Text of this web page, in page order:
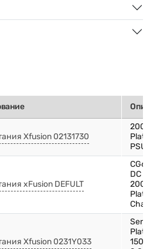
Xfusion 02131730
PSU
xFusion DEFULT
DC
Xfusion 0231Y033